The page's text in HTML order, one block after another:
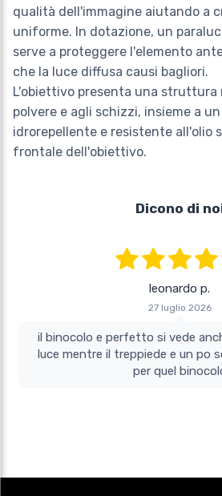
qualità dell'immagine aiutando a
uniforme. In dotazione, un
serve a proteggere l'elemento
che la luce diffusa causi bagliori.
L'obiettivo presenta una struttura
polvere e agli schizzi, insieme a
idrorepellente e resistente all'olio
frontale dell'obiettivo.
Dicono di
leonardo p.
27 luglio 2026
il binocolo e perfetto si vede anche con pochissima
luce mentre il treppiede e un po
per quel